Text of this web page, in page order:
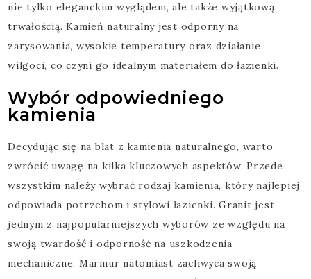
nie tylko eleganckim wyglądem, ale także wyjątkową
trwałością. Kamień naturalny jest odporny na
zarysowania, wysokie temperatury oraz działanie
wilgoci, co czyni go idealnym materiałem do łazienki.
Wybór odpowiedniego
kamienia
Decydując się na blat z kamienia naturalnego, warto
zwrócić uwagę na kilka kluczowych aspektów. Przede
wszystkim należy wybrać rodzaj kamienia, który najlepiej
odpowiada potrzebom i stylowi łazienki. Granit jest
jednym z najpopularniejszych wyborów ze względu na
swoją twardość i odporność na uszkodzenia
mechaniczne. Marmur natomiast zachwyca swoją